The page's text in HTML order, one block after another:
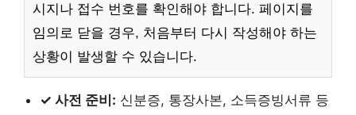
시지나 접수 번호를 확인해야 합니다. 페이지를
임의로 닫을 경우, 처음부터 다시 작성해야 하는
상황이 발생할 수 있습니다.
✓ 사전 준비: 신분증, 통장사본, 소득증빙서류 등